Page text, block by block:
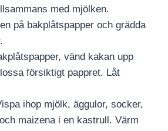
med mjölken.
på bakplåtspapper och grädda
vänd kakan upp
försiktigt pappret. Låt
ihop mjölk, äggulor, socker,
maizena i en kastrull. Värm